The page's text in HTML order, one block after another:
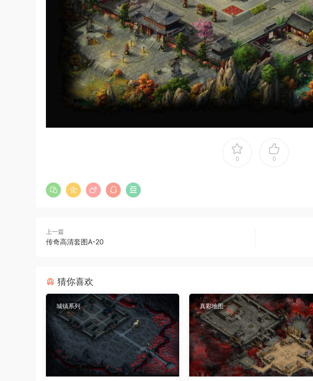
0 0
上一篇
传奇高清套图A-20
猜你喜欢
城镇系列 真彩地图